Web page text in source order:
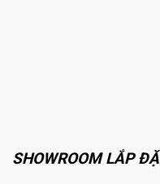
SHOWROOM LẮP